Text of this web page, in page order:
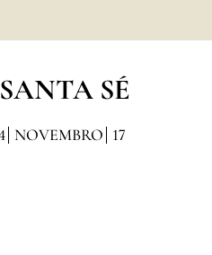
SANTA SÉ
NOVEMBRO 17